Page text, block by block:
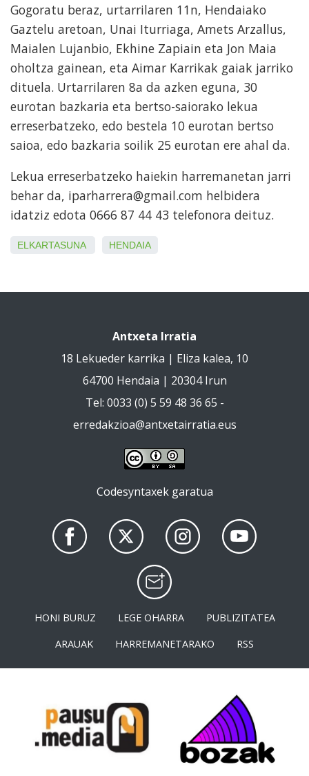
Gogoratu beraz, urtarrilaren 11n, Hendaiako
Gaztelu aretoan, Unai Iturriaga, Amets Arzallus,
Maialen Lujanbio, Ekhine Zapiain eta Jon Maia
oholtza gainean, eta Aimar Karrikak gaiak jarriko
dituela. Urtarrilaren 8a da azken eguna, 30
eurotan bazkaria eta bertso-saiorako lekua
erreserbatzeko, edo bestela 10 eurotan bertso
saioa, edo bazkaria soilik 25 eurotan ere ahal da.
Lekua erreserbatzeko haiekin harremanetan jarri
behar da, iparharrera@gmail.com helbidera
idatziz edota 0666 87 44 43 telefonora deituz.
ELKARTASUNA HENDAIA
Antxeta Irratia
18 Lekueder karrika | Eliza kalea, 10
64700 Hendaia | 20304 Irun
Tel: 0033 (0) 5 59 48 36 65 -
erredakzioa@antxetairratia.eus
Codesyntaxek garatua
HONI BURUZ LEGE OHARRA
PUBLIZITATEA
ARAUAK
HARREMANETARAKO RSS